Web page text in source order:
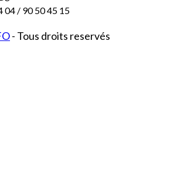
04 / 90 50 45 15
- Tous droits reservés